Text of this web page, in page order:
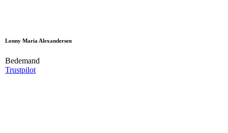
Lonny Maria Alexandersen
Bedemand
Trustpilot